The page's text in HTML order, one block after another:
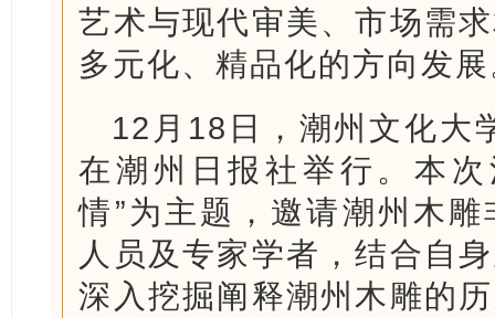
艺术与现代审美、市场需
多元化、精品化的方向发
12月18日，潮州文化大
在潮州日报社举行。本
情”为主题，邀请潮州木
人员及专家学者，结合自
深入挖掘阐释潮州木雕的